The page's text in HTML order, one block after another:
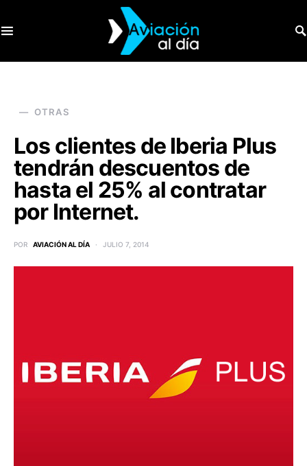
OTRAS
Los clientes de Iberia Plus
tendrán descuentos de
hasta el 25% al contratar
por Internet.
POR AVIACIÓN AL DÍA JULIO 7, 2014